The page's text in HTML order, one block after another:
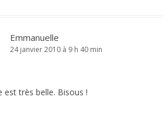
Emmanuelle
24 janvier 2010 à 9 h 40 min
est très belle. Bisous !